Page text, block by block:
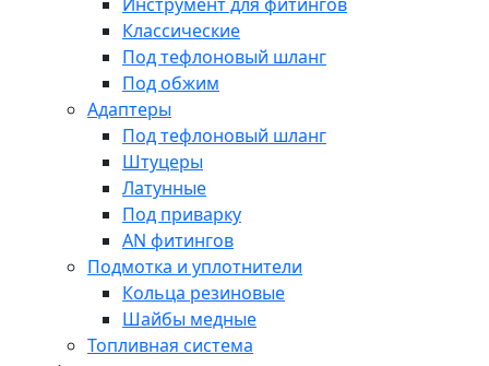
Классические
Под тефлоновый шланг
Под обжим
Адаптеры
Под тефлоновый шланг
Штуцеры
Латунные
Под приварку
AN фитингов
Подмотка и уплотнители
Кольца резиновые
Шайбы медные
Топливная система